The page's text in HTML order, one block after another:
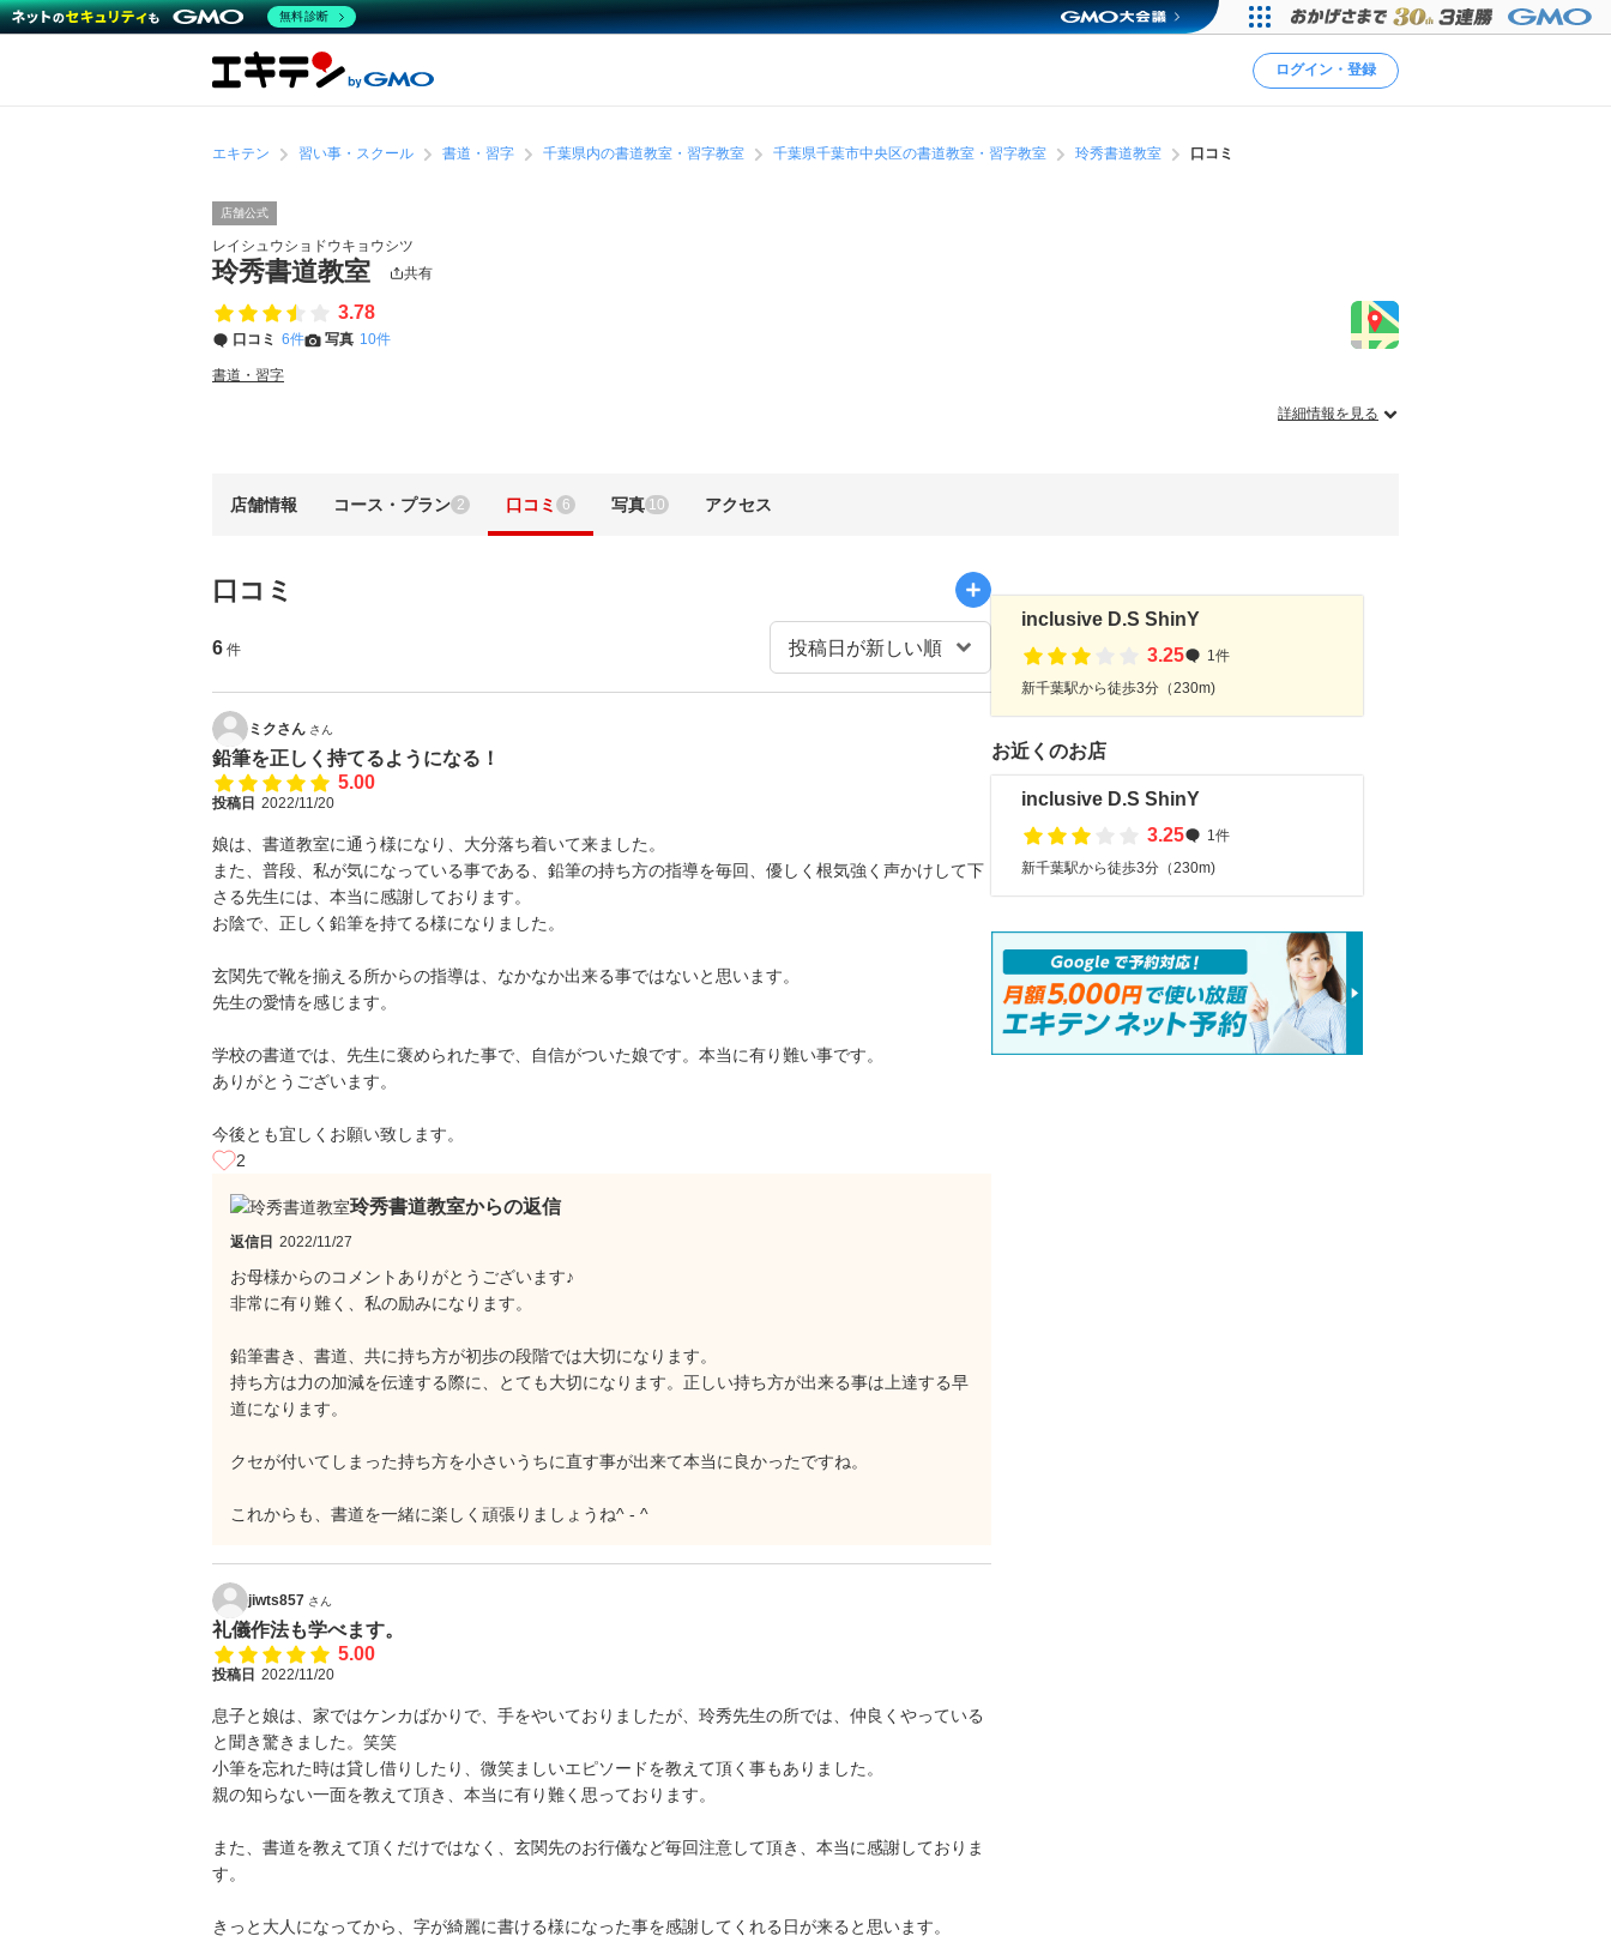
ログイン・登録
エキテン 習い事・スクール 書道・習字 千葉県内の書道教室・習字教室 千葉県千葉市中央区の書道教室・習字教室 玲秀書道教室 口コミ
店舗公式
レイシュウショドウキョウシツ
玲秀書道教室 共有
3.78
口コミ 6件 写真 10件
書道・習字
詳細情報を見る
店舗情報 コース・プラン 2 口コミ 6 写真 10 アクセス
口コミ
6 件
ミクさん さん
鉛筆を正しく持てるようになる！
5.00
投稿日 2022/11/20
娘は、書道教室に通う様になり、大分落ち着いて来ました。
また、普段、私が気になっている事である、鉛筆の持ち方の指導を毎回、優しく根気強く声かけして下
さる先生には、本当に感謝しております。
お陰で、正しく鉛筆を持てる様になりました。
玄関先で靴を揃える所からの指導は、なかなか出来る事ではないと思います。
先生の愛情を感じます。
学校の書道では、先生に褒められた事で、自信がついた娘です。本当に有り難い事です。
ありがとうございます。
今後とも宜しくお願い致します。
2
玲秀書道教室からの返信
返信日 2022/11/27
お母様からのコメントありがとうございます♪
非常に有り難く、私の励みになります。
鉛筆書き、書道、共に持ち方が初歩の段階では大切になります。
持ち方は力の加減を伝達する際に、とても大切になります。正しい持ち方が出来る事は上達する早
道になります。
クセが付いてしまった持ち方を小さいうちに直す事が出来て本当に良かったですね。
これからも、書道を一緒に楽しく頑張りましょうね^ - ^
jiwts857 さん
礼儀作法も学べます。
5.00
投稿日 2022/11/20
息子と娘は、家ではケンカばかりで、手をやいておりましたが、玲秀先生の所では、仲良くやっている
と聞き驚きました。笑笑
小筆を忘れた時は貸し借りしたり、微笑ましいエピソードを教えて頂く事もありました。
親の知らない一面を教えて頂き、本当に有り難く思っております。
また、書道を教えて頂くだけではなく、玄関先のお行儀など毎回注意して頂き、本当に感謝しておりま
す。
きっと大人になってから、字が綺麗に書ける様になった事を感謝してくれる日が来ると思います。
inclusive D.S ShinY
3.25
1件
新千葉駅から徒歩3分（230m)
お近くのお店
inclusive D.S ShinY
3.25
1件
新千葉駅から徒歩3分（230m)
無料診断